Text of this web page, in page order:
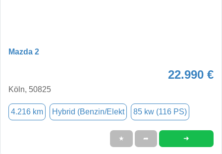
Mazda 2
22.990 €
Köln, 50825
4.216 km Hybrid (Benzin/Elekt 85 kw (116 PS)
★ ➦ ➜